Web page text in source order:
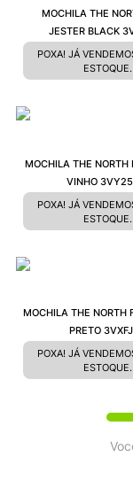
MOCHILA THE
JESTER BLACK
POXA! JÁ
ESTOQUE.
MOCHILA THE NORTH
VINHO
POXA! JÁ
ESTOQUE.
MOCHILA THE NORTH
PRETO
POXA! JÁ
ESTOQUE.